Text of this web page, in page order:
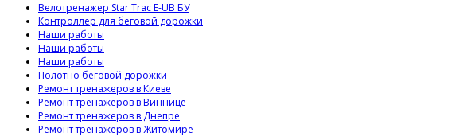
Велотренажер Star Trac E-UB БУ
Контроллер для беговой дорожки
Наши работы
Наши работы
Наши работы
Полотно беговой дорожки
Ремонт тренажеров в Киеве
Ремонт тренажеров в Виннице
Ремонт тренажеров в Днепре
Ремонт тренажеров в Житомире